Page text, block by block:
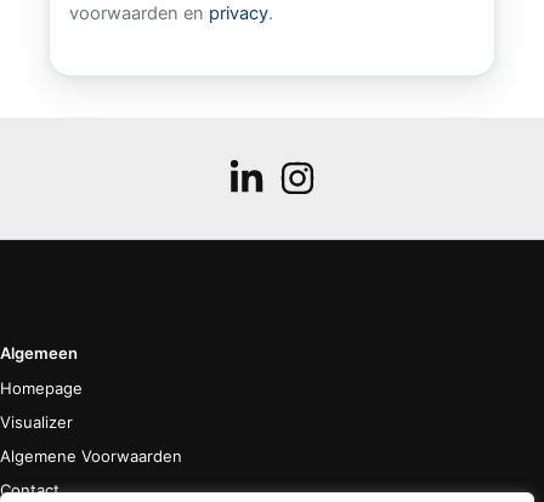
voorwaarden en privacy.
Algemeen
Homepage
Visualizer
Algemene Voorwaarden
Contact